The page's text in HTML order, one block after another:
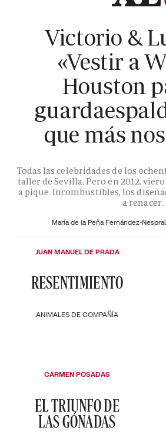
Victorio &
«Vestir a
Houston
que más
Todas las celebridades de los
taller de Sevilla. Pero en 2012,
a pique. Incombustibles, los
a renacer.
María de la Peña Fernández-
ANIMALES DE COMPAÑÍA
RESENTIMIENTO
JUAN MANUEL DE PRADA
EL TRIUNFO DE
LAS GÓNADAS
CARMEN POSADAS